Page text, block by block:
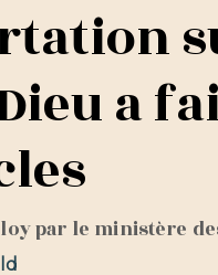
a
par le ministère